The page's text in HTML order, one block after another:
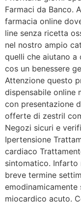
Farmaci da Banco.
farmacia online
line senza ricetta
nel nostro ampio
quelli che aiutano
cos un benessere
Attenzione questo
dispensabile online
con presentazione
offerte di zestril
Negozi sicuri e
Ipertensione
cardiaco
sintomatico. Infarto
breve termine
miocardico acuto.